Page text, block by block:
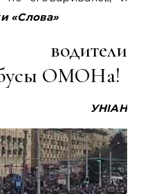
«Слова»
ОМОНа!
УНІАН